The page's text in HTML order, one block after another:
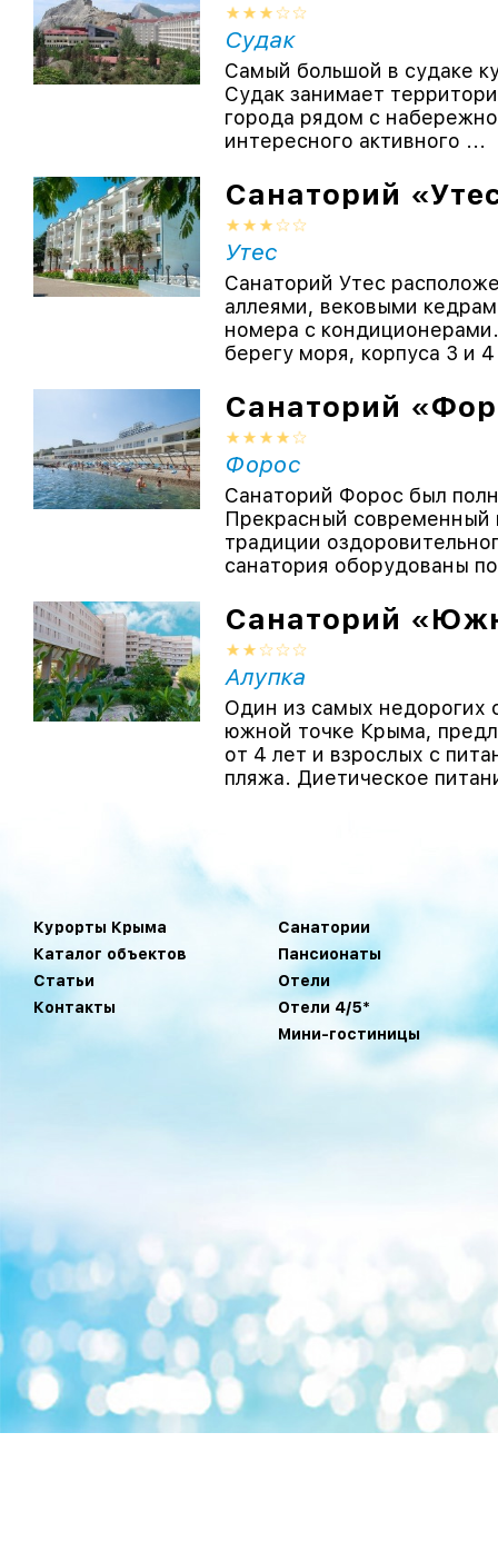
Судак
Самый большой в судаке
Судак занимает
города рядом с
интересного активного ...
Санаторий
Утес
Санаторий Утес
аллеями, вековыми
номера с
берегу моря, корпуса 3 и
Санаторий
Форос
Санаторий Форос был
Прекрасный современный
традиции
санатория оборудованы
Санаторий
Алупка
Один из самых недорогих
южной точке Крыма,
от 4 лет и взрослых с
пляжа. Диетическое
Курорты Крыма
Каталог объектов
Статьи
Контакты
Санатории
Пансионаты
Отели
Отели 4/5*
Мини-гостиницы